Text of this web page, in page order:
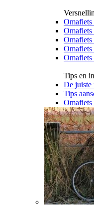
Omafiets
Omafiets
Omafiets
Omafiets
Omafiets
Tips en
De juiste
Tips
Omafiets